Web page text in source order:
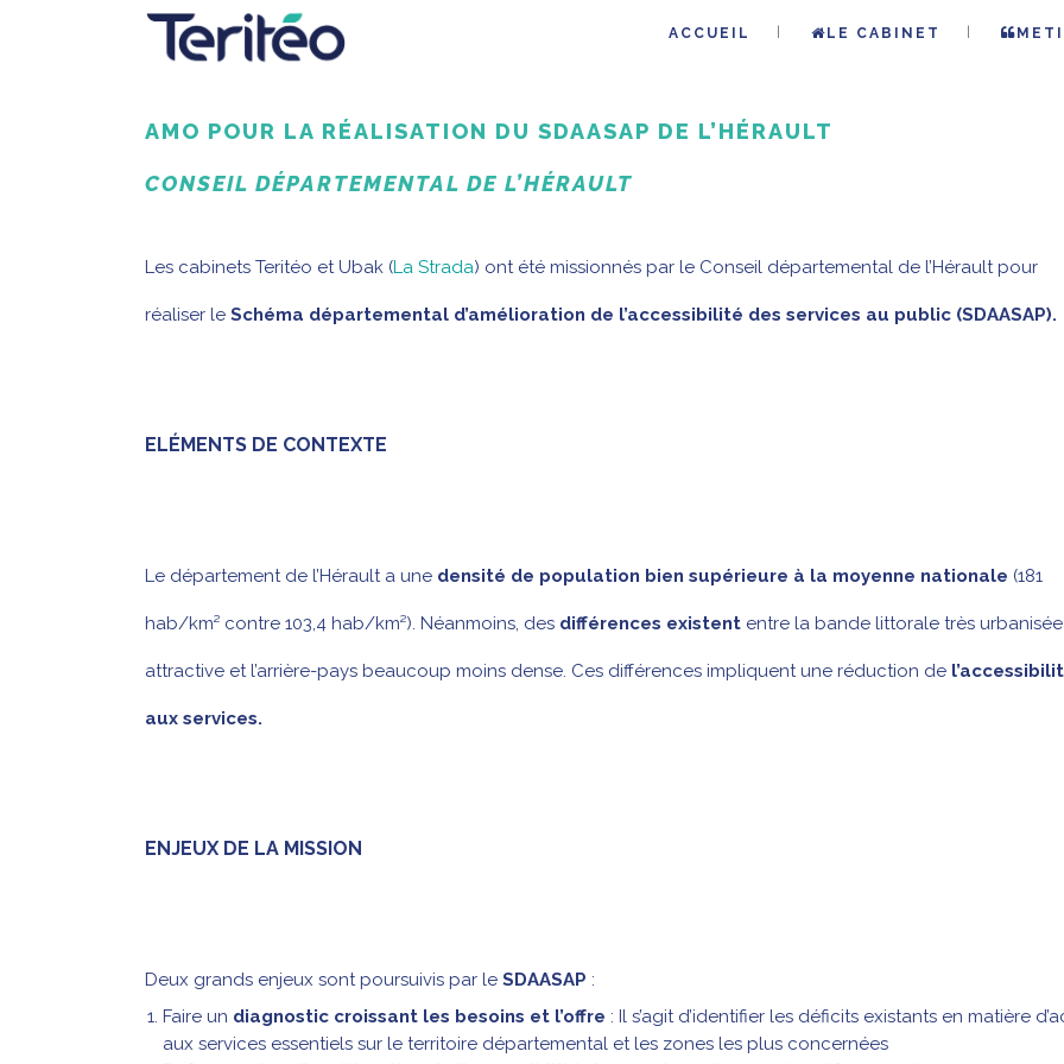
ACCUEIL LE CABINET
AMO POUR LA RÉALISATION DU SDAASAP DE L’HÉRAULT
CONSEIL DÉPARTEMENTAL DE L’HÉRAULT
Les cabinets Teritéo et Ubak (La Strada) ont été missionnés par le Conseil départemental de l’Hérault pour
réaliser le Schéma départemental d’amélioration de l’accessibilité des services au public (SDAASAP).
ELÉMENTS DE CONTEXTE
Le département de l’Hérault a une densité de population bien supérieure à la moyenne nationale (181
hab/km² contre 103,4 hab/km²). Néanmoins, des différences existent entre la bande littorale très
attractive et l’arrière-pays beaucoup moins dense. Ces différences impliquent une réduction de
aux services.
ENJEUX DE LA MISSION
Deux grands enjeux sont poursuivis par le SDAASAP :
Faire un diagnostic croissant les besoins et l’offre : Il s’agit d’identifier les déficits existants en matière
aux services essentiels sur le territoire départemental et les zones les plus concernées